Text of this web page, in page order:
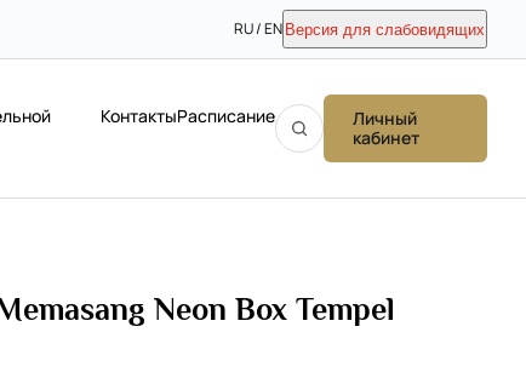
RU / EN Версия для слабовидящих
КонтактыРасписание
Личный
кабинет
Neon Box Tempel